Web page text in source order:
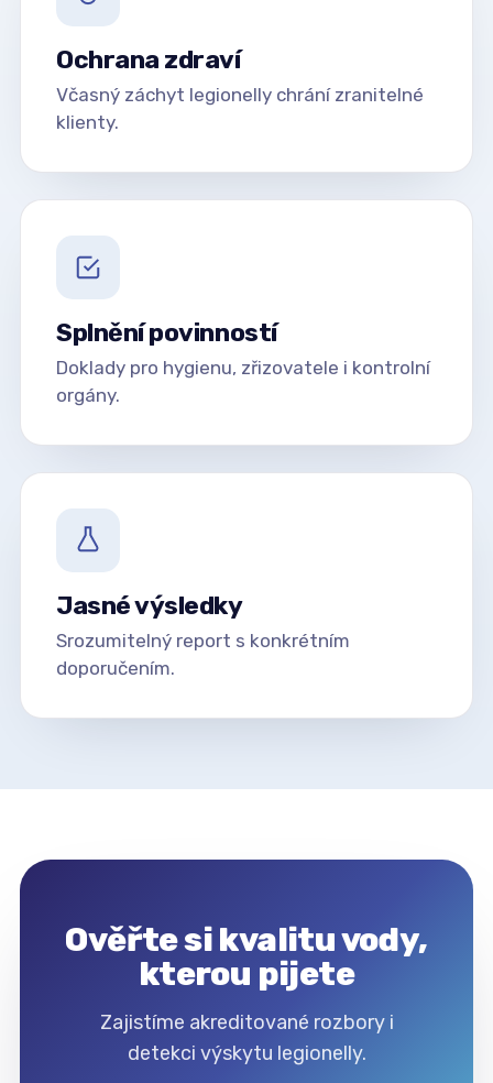
Ochrana zdraví
Včasný záchyt legionelly chrání zranitelné
klienty.
Splnění povinností
Doklady pro hygienu, zřizovatele i kontrolní
orgány.
Jasné výsledky
Srozumitelný report s konkrétním
doporučením.
Ověřte si kvalitu vody,
kterou pijete
Zajistíme akreditované rozbory i
detekci výskytu legionelly.